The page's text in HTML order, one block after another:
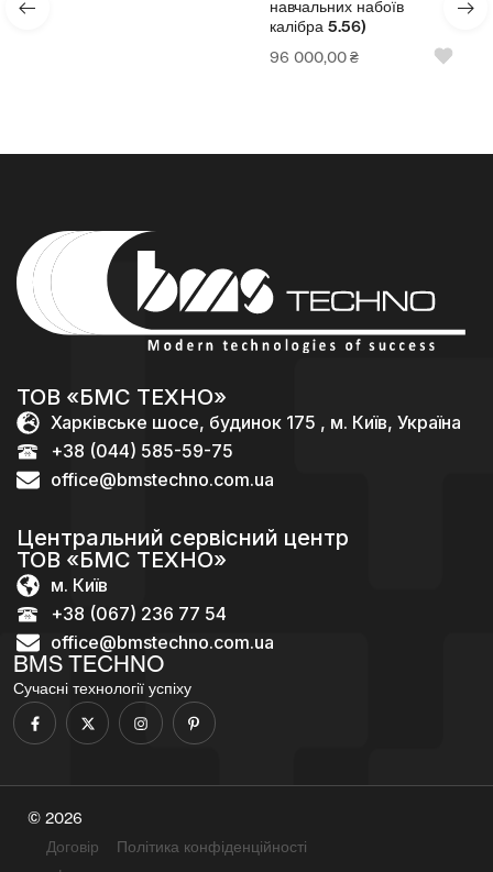
BMS TECHNO
Сучасні технології успіху
ТОВ «БМС ТЕХНО»
Харківське шосе, будинок 175 , м. Київ, Україна
+38 (044) 585-59-75
office@bmstechno.com.ua
Центральний сервісний центр
ТОВ «БМС ТЕХНО»
м. Київ
+38 (067) 236 77 54
office@bmstechno.com.ua
© 2026
Договір
Політика конфіденційності